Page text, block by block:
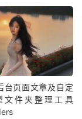
台页面文章及自定
文件夹整理工具